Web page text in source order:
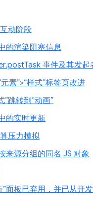
动阶段
的渲染阻塞信息
事件及其发起
素”>“样式”标签页改进
”跳转到“动画”
的实时更新
压力模拟
来源分组的同名 JS 对象
”面板已弃用，并已从开